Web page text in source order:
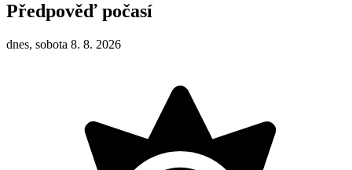
Předpověď počasí
dnes, sobota 8. 8. 2026